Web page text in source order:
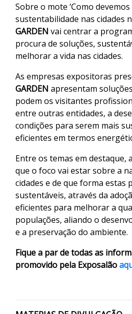
Sobre o mote ‘Como
sustentabilidade nas cidades
GARDEN vai centrar a
procura de soluções,
melhorar a vida nas cidades.
As empresas expositoras
GARDEN apresentam
podem os visitantes
entre outras entidades, a
condições para serem mais
eficientes em termos
Entre os temas em destaque,
que o foco vai estar sobre a
cidades e de que forma estas
sustentáveis, através da
eficientes para melhorar a
populações, aliando o
e a preservação do ambiente.
Fique a par de todas as
promovido pela Exposalão